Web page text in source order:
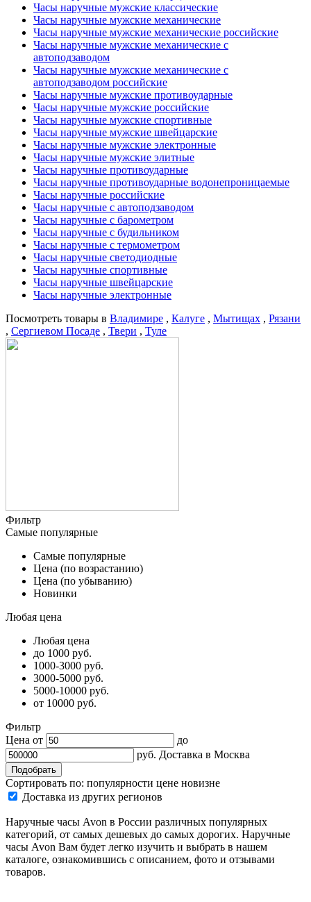
Часы наручные мужские классические
Часы наручные мужские механические
Часы наручные мужские механические российские
Часы наручные мужские механические с
автоподзаводом
Часы наручные мужские механические с
автоподзаводом российские
Часы наручные мужские противоударные
Часы наручные мужские российские
Часы наручные мужские спортивные
Часы наручные мужские швейцарские
Часы наручные мужские электронные
Часы наручные мужские элитные
Часы наручные противоударные
Часы наручные противоударные водонепроницаемые
Часы наручные российские
Часы наручные с автоподзаводом
Часы наручные с барометром
Часы наручные с будильником
Часы наручные с термометром
Часы наручные светодиодные
Часы наручные спортивные
Часы наручные швейцарские
Часы наручные электронные
Посмотреть товары в Владимире , Калуге , Мытищах , Рязани
, Сергиевом Посаде , Твери , Туле
Фильтр
Самые популярные
Самые популярные
Цена (по возрастанию)
Цена (по убыванию)
Новинки
Любая цена
Любая цена
до 1000 руб.
1000-3000 руб.
3000-5000 руб.
5000-10000 руб.
от 10000 руб.
Фильтр
Цена от
до
руб. Доставка в Москва
Сортировать по: популярности цене новизне
Доставка из других регионов
Наручные часы Avon в России различных популярных
категорий, от самых дешевых до самых дорогих. Наручные
часы Avon Вам будет легко изучить и выбрать в нашем
каталоге, ознакомившись с описанием, фото и отзывами
товаров.